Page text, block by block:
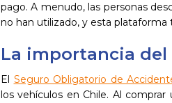
pago. A menudo, las personas
no han utilizado, y esta plataforma
La importancia del
El Seguro Obligatorio de
los vehículos en Chile. Al